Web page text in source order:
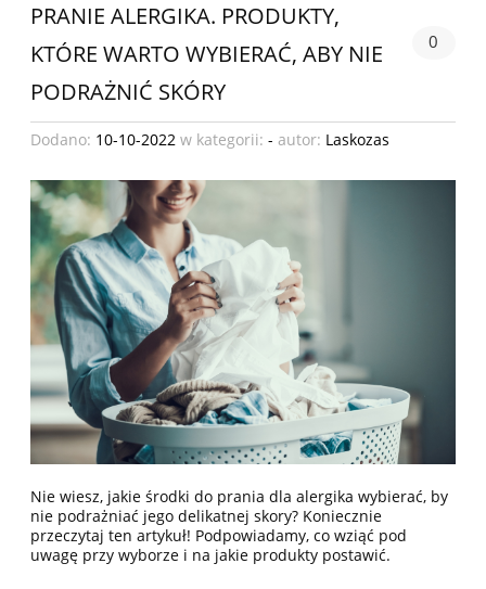
PRANIE ALERGIKA. PRODUKTY,
KTÓRE WARTO WYBIERAĆ, ABY NIE
PODRAŻNIĆ SKÓRY
0
Dodano: 10-10-2022 w kategorii: - autor: Laskozas
Nie wiesz, jakie środki do prania dla alergika wybierać, by
nie podrażniać jego delikatnej skory? Koniecznie
przeczytaj ten artykuł! Podpowiadamy, co wziąć pod
uwagę przy wyborze i na jakie produkty postawić.